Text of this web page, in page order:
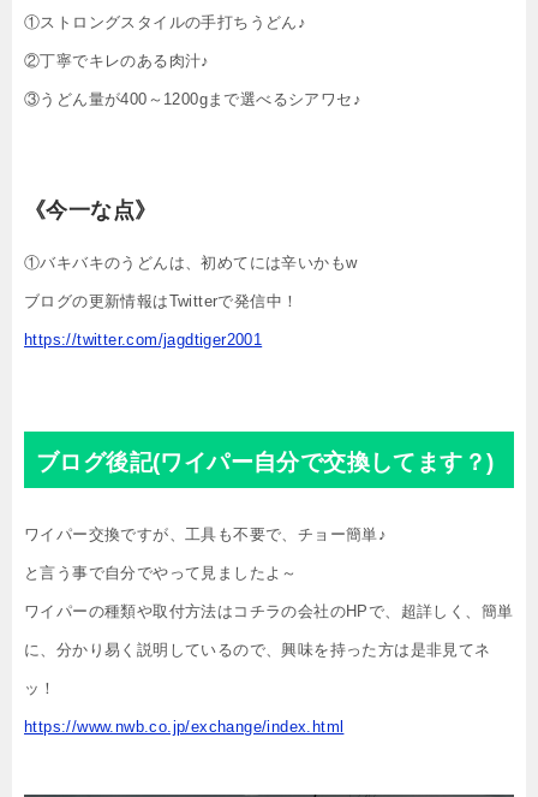
①ストロングスタイルの手打ちうどん♪
②丁寧でキレのある肉汁♪
③うどん量が400～1200gまで選べるシアワセ♪
《今一な点》
①バキバキのうどんは、初めてには辛いかもw
ブログの更新情報はTwitterで発信中！
https://twitter.com/jagdtiger2001
ブログ後記(ワイパー自分で交換してます？)
ワイパー交換ですが、工具も不要で、チョー簡単♪
と言う事で自分でやって見ましたよ～
ワイパーの種類や取付方法はコチラの会社のHPで、超詳しく、簡単
に、分かり易く説明しているので、興味を持った方は是非見てネ
ッ！
https://www.nwb.co.jp/exchange/index.html